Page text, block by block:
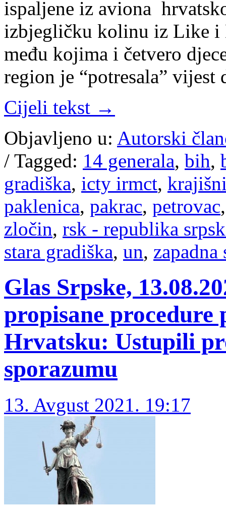
ispaljene iz aviona
izbjegličku kolinu iz Like i
među kojima i četvero
region je “potresala”
Cijeli tekst →
Objavljeno u: Autorski
/ Tagged: 14 generala, bih,
gradiška, icty irmct,
paklenica, pakrac, petrovac
zločin, rsk - republika
stara gradiška, un,
Glas Srpske,
propisane procedure
Hrvatsku: Ustupili
sporazumu
13. Avgust 2021. 19:17